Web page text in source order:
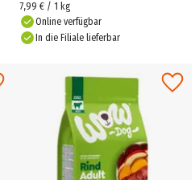
7,99 € / 1 kg
Online verfügbar
In die Filiale lieferbar